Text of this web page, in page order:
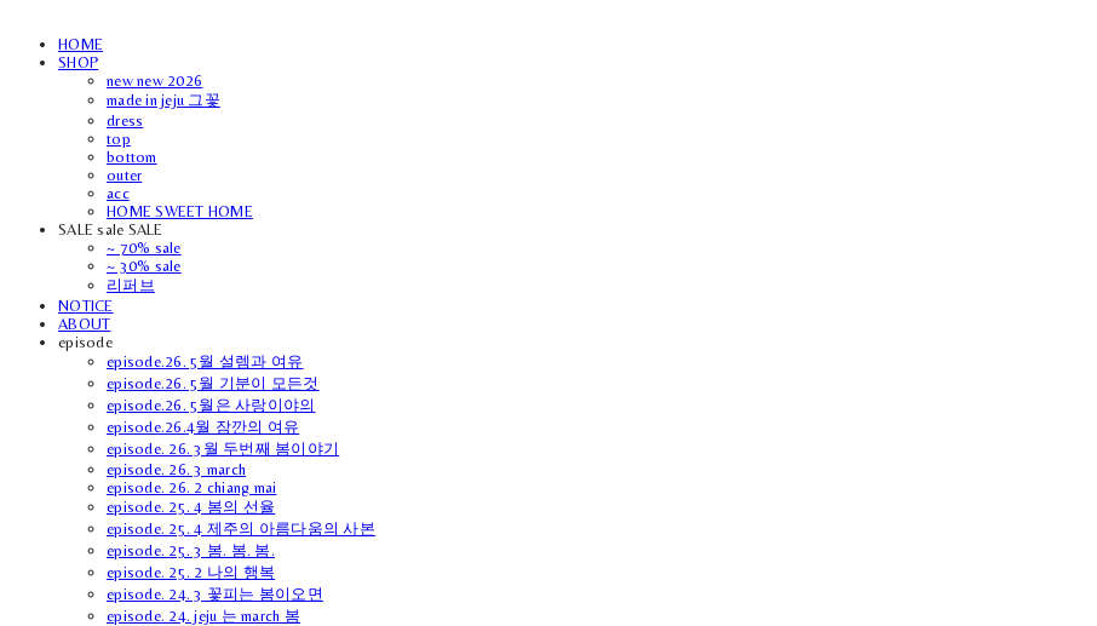
HOME
SHOP
new new 2026
made in jeju 그꽃
dress
top
bottom
outer
acc
HOME SWEET HOME
SALE sale SALE
~ 70% sale
~ 30% sale
리퍼브
NOTICE
ABOUT
episode
episode.26. 5월 설렘과 여유
episode.26. 5월 기분이 모든것
episode.26. 5월은 사랑이야의
episode.26.4월 잠깐의 여유
episode. 26. 3월 두번째 봄이야기
episode. 26. 3 march
episode. 26. 2 chiang mai
episode. 25. 4 봄의 선율
episode. 25. 4 제주의 아름다움의 사본
episode. 25. 3 봄. 봄. 봄.
episode. 25. 2 나의 행복
episode. 24. 3 꽃피는 봄이오면
episode. 24. jeju 는 march 봄